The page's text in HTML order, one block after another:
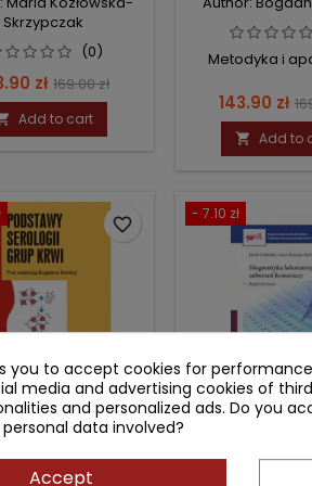
Skrzypczak
(0)
zł Regular
price
169.00 zł
Add to cart
Metodyka i
Price
143.90 zł
 Add to
SEROLOGII
GRUP KRWI
favorite_border
- 7.10 zł
ZABURZEŃ
you to accept cookies for
media and advertising cookies of
and personalized ads. Do you
data involved?
Accept